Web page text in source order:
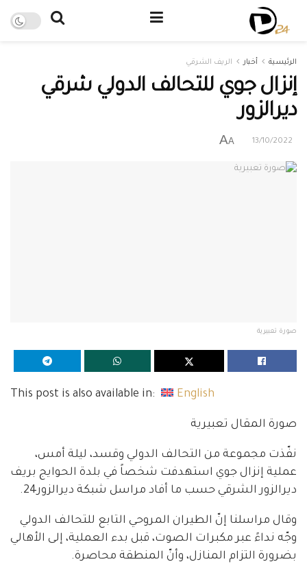
الرئيسية أخبار الريف الشرقي
إنزال جوي للتحالف الدولي شرقي
ديرالزور
13/10/2022
A
A
صورة تعبيرية
This post is also available in: English
صورة المقال تعبيرية
نفّذت مجموعة من التحالف الدولي وقسد، ليلة أمس،
عملية إنزال جوي استهدفت شخصاً في بلدة الحوايج بريف
ديرالزور الشرقي حسب ما أفاد مراسل شبكة ديرالزور24.
وقال مراسلنا إنّ الطيران المروحي التابع للتحالف الدولي
وجّه نداءً عبر مكبرات الصوت، قبل بدء العملية، إلى الأهالي
بضرورة التزام المنازل، وأنّ المنطقة محاصرة.